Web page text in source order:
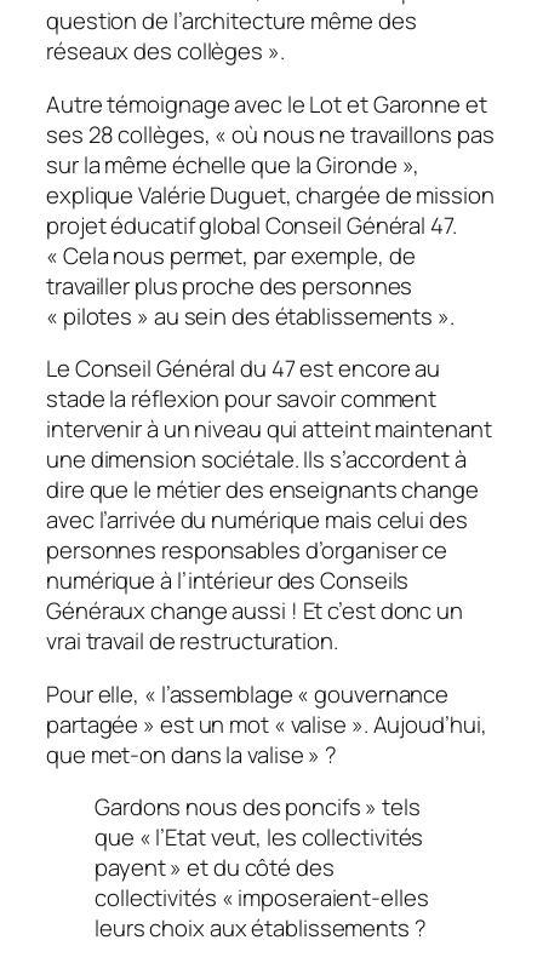
question de l’architecture même des
réseaux des collèges ».
Autre témoignage avec le Lot et Garonne et
ses 28 collèges, «où nous ne travaillons pas
sur la même échelle que la Gironde »,
explique Valérie Duguet, chargée de mission
projet éducatif global Conseil Général 47.
«Cela nous permet, par exemple, de
travailler plus proche des personnes
« pilotes » au sein des établissements ».
Le Conseil Général du 47 est encore au
stade la réflexion pour savoir comment
intervenir à un niveau qui atteint maintenant
une dimension sociétale. Ils s’accordent à
dire que le métier des enseignants change
avec l’arrivée du numérique mais celui des
personnes responsables d’organiser ce
numérique à l’intérieur des Conseils
Généraux change aussi ! Et c’est donc un
vrai travail de restructuration.
Pour elle, « l’assemblage « gouvernance
partagée » est un mot « valise ». Aujoud’hui,
que met-on dans la valise» ?
Gardons nous des poncifs » tels
que « l’Etat veut, les collectivités
payent » et du côté des
collectivités « imposeraient-elles
leurs choix aux établissements ?